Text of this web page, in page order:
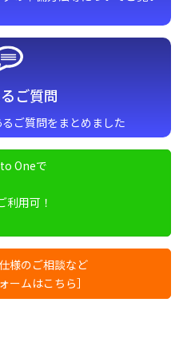
ご質問
ご質問をまとめました
Oneで
利用可！
様のご相談など
ームはこちら］